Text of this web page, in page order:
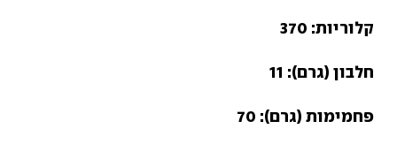
קלוריות: 370
חלבון (גרם): 11
פחמימות (גרם): 70